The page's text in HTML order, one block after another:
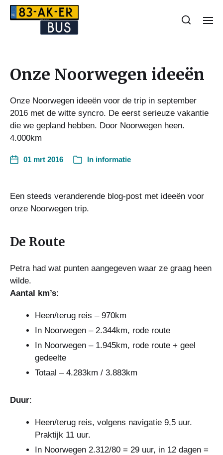
Onze Noorwegen ideeën
Onze Noorwegen ideeën voor de trip in september
2016 met de witte syncro. De eerst serieuze vakantie
die we gepland hebben. Door Noorwegen heen.
4.000km
01 mrt 2016 In informatie
Een steeds veranderende blog-post met ideeën voor
onze Noorwegen trip.
De Route
Petra had wat punten aangegeven waar ze graag heen
wilde.
Aantal km’s:
Heen/terug reis – 970km
In Noorwegen – 2.344km, rode route
In Noorwegen – 1.945km, rode route + geel
gedeelte
Totaal – 4.283km / 3.883km
Duur:
Heen/terug reis, volgens navigatie 9,5 uur.
Praktijk 11 uur.
In Noorwegen 2.312/80 = 29 uur, in 12 dagen =